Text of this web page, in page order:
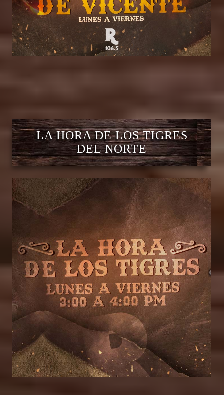
LA HORA DE LOS TIGRES
DEL NORTE